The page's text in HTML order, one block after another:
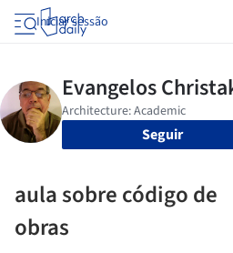
Iniciar sessão
Seguir
aula sobre código de
obras